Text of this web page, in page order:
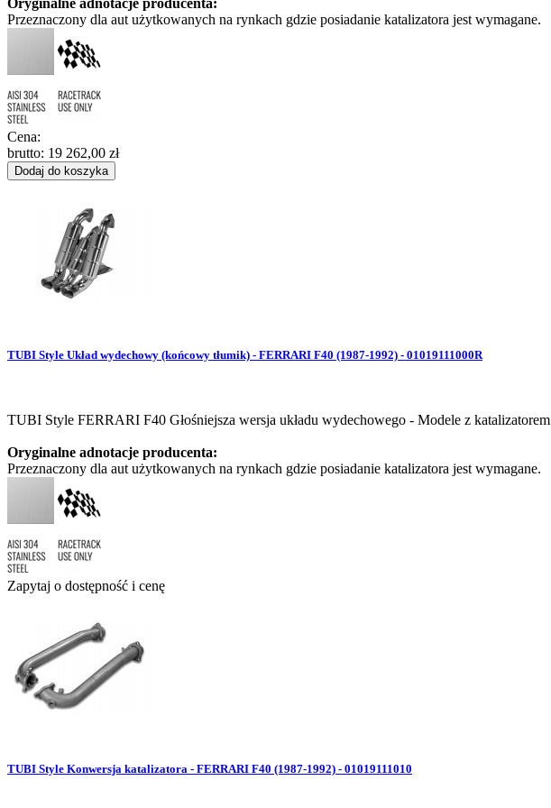
Oryginalne adnotacje producenta:
Przeznaczony dla aut użytkowanych na rynkach gdzie posiadanie katalizatora jest wymagane.
Cena:
brutto: 19 262,00 zł
Dodaj do koszyka
TUBI Style Układ wydechowy (końcowy tłumik) - FERRARI F40 (1987-1992) - 01019111000R
TUBI Style FERRARI F40 Głośniejsza wersja układu wydechowego - Modele z katalizatorem
Oryginalne adnotacje producenta:
Przeznaczony dla aut użytkowanych na rynkach gdzie posiadanie katalizatora jest wymagane.
Zapytaj o dostępność i cenę
TUBI Style Konwersja katalizatora - FERRARI F40 (1987-1992) - 01019111010